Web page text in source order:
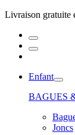
Livraison gratuite
Enfant
BAGUES
Joncs